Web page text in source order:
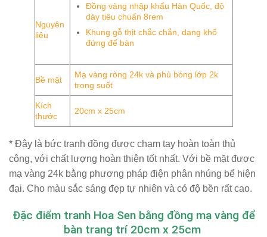
Nguyên
liệu
Đồng vàng nhập khẩu Hàn Quốc, độ
dày tiêu chuẩn 8rem
Khung gỗ thịt chắc chắn, dạng khổ
đứng để bàn
Bề mặt
Mạ vàng ròng 24k và phủ bóng lớp 2k
trong suốt
Kích
thước
20cm x 25cm
* Đây là bức tranh đồng được chạm tay hoàn toàn thủ
công, với chất lượng hoàn thiện tốt nhất. Với bề mặt được
mạ vàng 24k bằng phương pháp điện phân nhúng bể hiện
đại. Cho màu sắc sáng đẹp tự nhiên và có độ bền rất cao.
Đặc điểm tranh Hoa Sen bằng đồng mạ vàng để
bàn trang trí 20cm x 25cm